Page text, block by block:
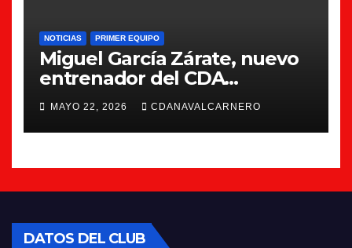
NOTICIAS PRIMER EQUIPO
Miguel García Zárate, nuevo
entrenador del CDA
Navalcarnero
MAYO 22, 2026 CDANAVALCARNERO
DATOS DEL CLUB